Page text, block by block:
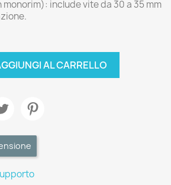
monorim): include vite da 30 a 35 mm
AL CARRELLO